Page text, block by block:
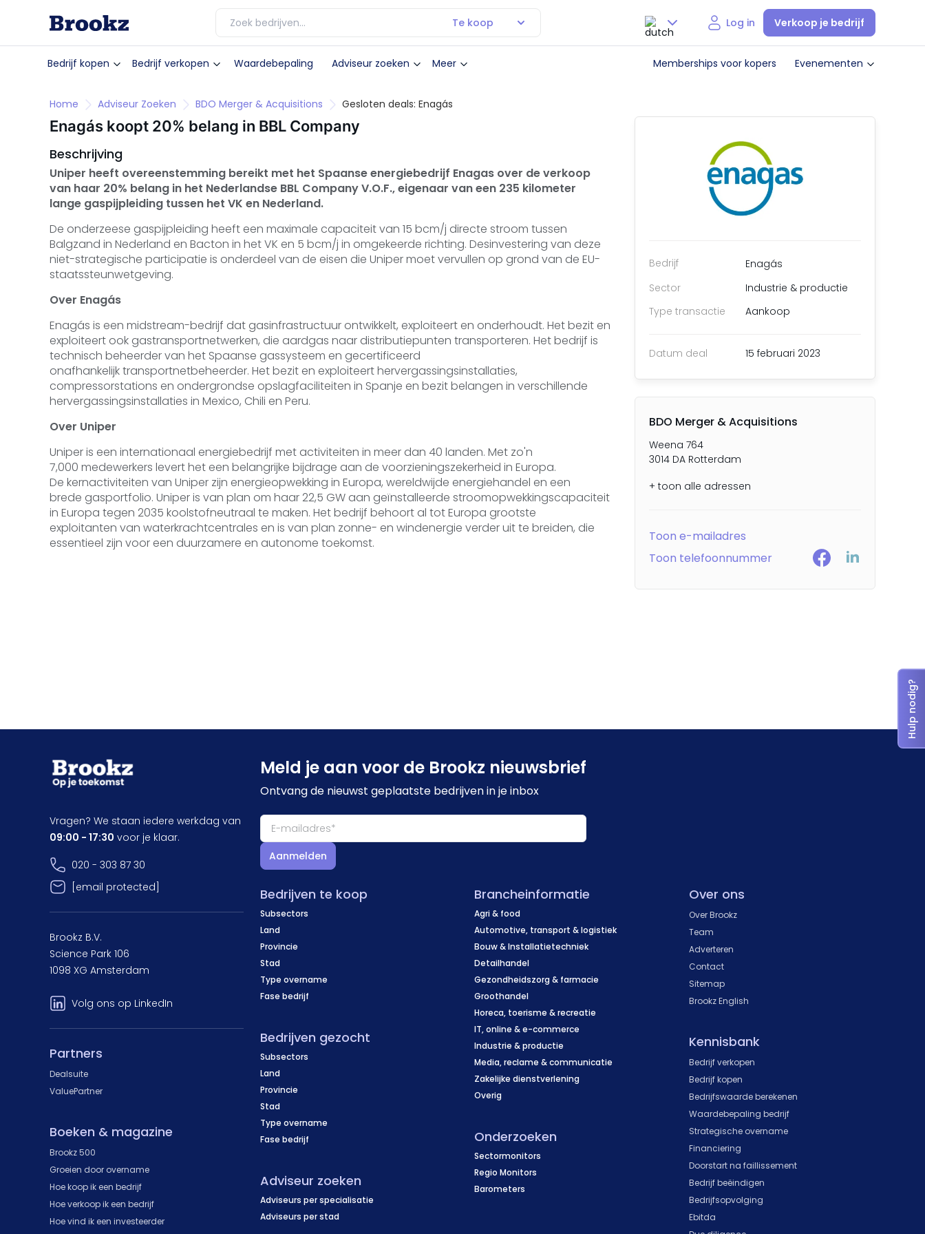
Te koop
Nederlands
Log in Verkoop je bedrijf
Bedrijf kopen Bedrijf verkopen Waardebepaling Adviseur zoeken Meer Memberships voor kopers Evenementen
Home Adviseur Zoeken BDO Merger & Acquisitions Gesloten deals: Enagás
Enagás koopt 20% belang in BBL Company
Beschrijving
Uniper heeft overeenstemming bereikt met het Spaanse energiebedrijf Enagas over de verkoop
van haar 20% belang in het Nederlandse BBL Company V.O.F., eigenaar van een 235 kilometer
lange gaspijpleiding tussen het VK en Nederland.
De onderzeese gaspijpleiding heeft een maximale capaciteit van 15 bcm/j directe stroom tussen
Balgzand in Nederland en Bacton in het VK en 5 bcm/j in omgekeerde richting. Desinvestering van deze
niet-strategische participatie is onderdeel van de eisen die Uniper moet vervullen op grond van de EU-
staatssteunwetgeving.
Over Enagás
Enagás is een midstream-bedrijf dat gasinfrastructuur ontwikkelt, exploiteert en onderhoudt. Het bezit en
exploiteert ook gastransportnetwerken, die aardgas naar distributiepunten transporteren. Het bedrijf is
technisch beheerder van het Spaanse gassysteem en gecertificeerd
onafhankelijk transportnetbeheerder. Het bezit en exploiteert hervergassingsinstallaties,
compressorstations en ondergrondse opslagfaciliteiten in Spanje en bezit belangen in verschillende
hervergassingsinstallaties in Mexico, Chili en Peru.
Over Uniper
Uniper is een internationaal energiebedrijf met activiteiten in meer dan 40 landen. Met zo'n
7,000 medewerkers levert het een belangrijke bijdrage aan de voorzieningszekerheid in Europa.
De kernactiviteiten van Uniper zijn energieopwekking in Europa, wereldwijde energiehandel en een
brede gasportfolio. Uniper is van plan om haar 22,5 GW aan geïnstalleerde stroomopwekkingscapaciteit
in Europa tegen 2035 koolstofneutraal te maken. Het bedrijf behoort al tot Europa grootste
exploitanten van waterkrachtcentrales en is van plan zonne- en windenergie verder uit te breiden, die
essentieel zijn voor een duurzamere en autonome toekomst.
Bedrijf
Enagás
Sector
Industrie & productie
Type transactie
Aankoop
Datum deal 15 februari 2023
BDO Merger & Acquisitions
Weena 764
3014 DA Rotterdam
+ toon alle adressen
Toon e-mailadres
Toon telefoonnummer
Meld je aan voor de Brookz nieuwsbrief
Ontvang de nieuwst geplaatste bedrijven in je inbox
Aanmelden
Bedrijven te koop
Subsectors
Land
Provincie
Stad
Type overname
Fase bedrijf
Bedrijven gezocht
Subsectors
Land
Provincie
Stad
Type overname
Fase bedrijf
Adviseur zoeken
Adviseurs per specialisatie
Adviseurs per stad
Brancheinformatie
Agri & food
Automotive, transport & logistiek
Bouw & Installatietechniek
Detailhandel
Gezondheidszorg & farmacie
Groothandel
Horeca, toerisme & recreatie
IT, online & e-commerce
Industrie & productie
Media, reclame & communicatie
Zakelijke dienstverlening
Overig
Onderzoeken
Sectormonitors
Regio Monitors
Barometers
Over ons
Over Brookz
Team
Adverteren
Contact
Sitemap
Brookz English
Kennisbank
Bedrijf verkopen
Bedrijf kopen
Bedrijfswaarde berekenen
Waardebepaling bedrijf
Strategische overname
Financiering
Doorstart na faillissement
Bedrijf beëindigen
Bedrijfsopvolging
Ebitda
Vragen? We staan iedere werkdag van
09:00 - 17:30 voor je klaar.
020 - 303 87 30
[email protected]
Brookz B.V.
Science Park 106
1098 XG Amsterdam
Volg ons op LinkedIn
Partners
Dealsuite
ValuePartner
Boeken & magazine
Brookz 500
Groeien door overname
Hoe koop ik een bedrijf
Hoe verkoop ik een bedrijf
Hoe vind ik een investeerder
Hulp nodig?